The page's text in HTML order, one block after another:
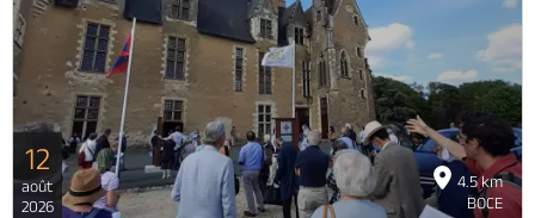
4.5 km
BOCE
12
août
2026